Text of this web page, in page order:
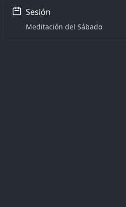
Sesión
Meditación del Sábado